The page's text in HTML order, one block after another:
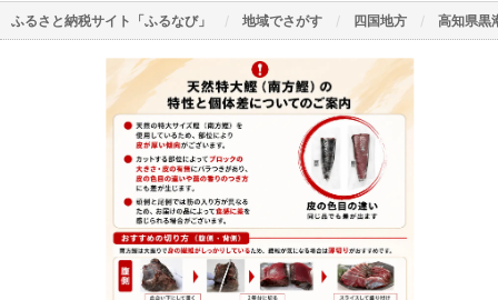
ふるさと納税サイト「ふるなび」 地域でさがす 四国地方 高知県黒